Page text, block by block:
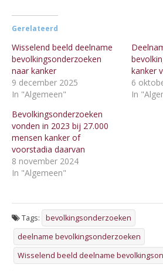
Gerelateerd
Wisselend beeld deelname
bevolkingsonderzoeken
naar kanker
9 december 2025
In "Algemeen"
kanker
6
In
Bevolkingsonderzoeken
vonden in 2023 bij 27.000
mensen kanker of
voorstadia daarvan
8 november 2024
In "Algemeen"
Tags:
bevolkingsonderzoeken
deelname bevolkingsonderzoeken
Wisselend beeld deelname